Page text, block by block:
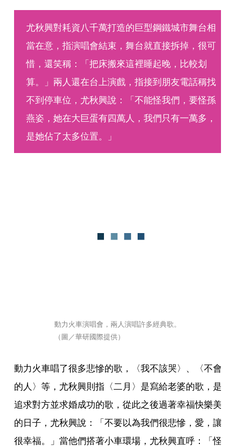
尤秋興對耗資八千萬打造的巨型鋼鐵城市舞台相
當在意，指演唱會結束，舞台就直接拆掉，很可
惜，還笑稱：「把床搬來這裡睡起晚，比較划
算。」兩人還在台上演戲，指接到朋友電話稱找
不到停車位，尤秋興說：「不能怪我們，要怪孫
燕姿，她在大巨蛋有四萬人，我們只有一萬多，
是她佔了太多位置。」
動力火車演唱會，兩人演唱許多經典歌。
（圖／華研國際提供）
動力火車唱了很多悲慘的歌，〈我不該哭〉、〈不會
的人〉等，尤秋興則指〈二月〉是寫給老婆的歌，是
追求對方並求婚成功的歌，從此之後過著幸福快樂美
的日子，尤秋興說：「不要以為我們很悲慘，愛，讓
很幸福。」當他們搭著小車環場，尤秋興直呼：「怪